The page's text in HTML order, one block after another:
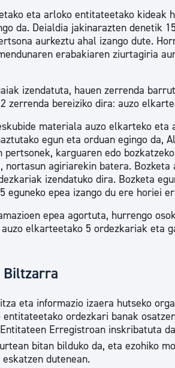
eta arloko entitateetako kideak
da. Deialdia jakinarazten denetik
aurkeztu ahal izango dute.
erabakiaren ziurtagiria
izendatuta, hauen zerrenda
zerrenda bereiziko dira: auzo
materiala auzo elkarteko
egun eta orduan egingo da,
karguaren edo
nortasun agiriarekin batera.
izendatuko dira. Bozketa
eguneko epea izango du ere horiei
epea agortuta, hurrengo
elkarteetako 5 ordezkariak eta
Biltzarra
eta informazio izaera hutseko
entitateetako ordezkari banak
Erregistroan inskribatuta
bitan bilduko da, eta ezohiko
dutenean.